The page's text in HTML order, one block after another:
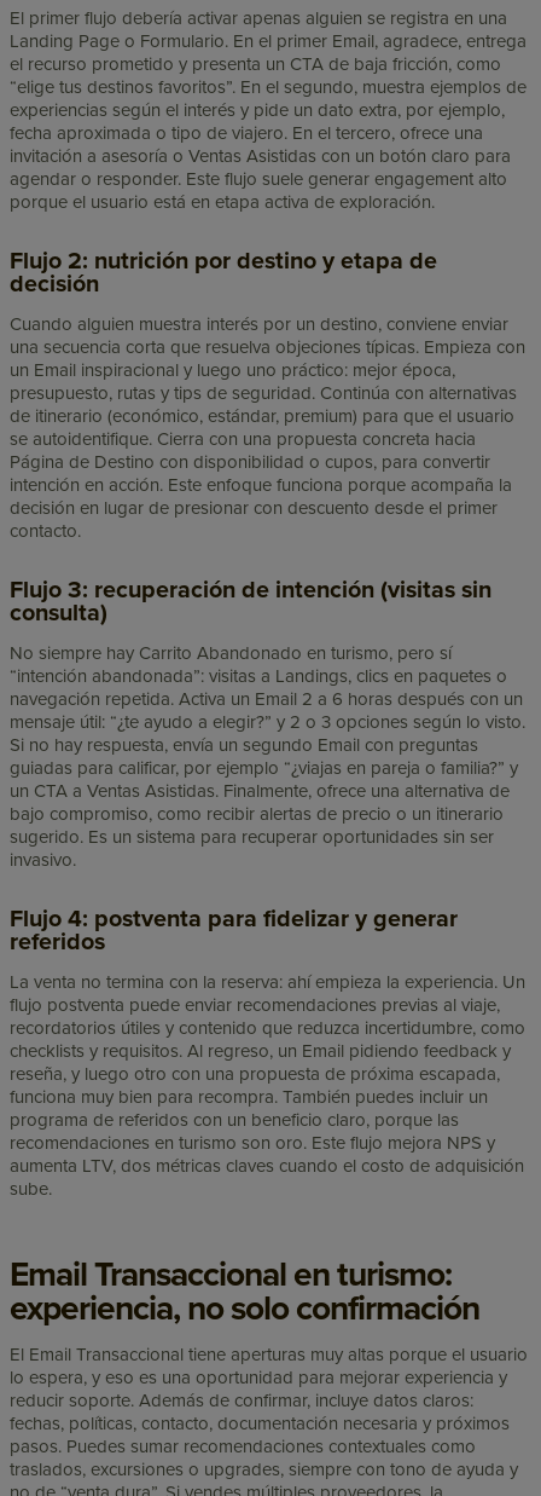
El primer flujo debería activar apenas alguien se registra en una
Landing Page o Formulario. En el primer Email, agradece, entrega
el recurso prometido y presenta un CTA de baja fricción, como
“elige tus destinos favoritos”. En el segundo, muestra ejemplos de
experiencias según el interés y pide un dato extra, por ejemplo,
fecha aproximada o tipo de viajero. En el tercero, ofrece una
invitación a asesoría o Ventas Asistidas con un botón claro para
agendar o responder. Este flujo suele generar engagement alto
porque el usuario está en etapa activa de exploración.
Flujo 2: nutrición por destino y etapa de
decisión
Cuando alguien muestra interés por un destino, conviene enviar
una secuencia corta que resuelva objeciones típicas. Empieza con
un Email inspiracional y luego uno práctico: mejor época,
presupuesto, rutas y tips de seguridad. Continúa con alternativas
de itinerario (económico, estándar, premium) para que el usuario
se autoidentifique. Cierra con una propuesta concreta hacia
Página de Destino con disponibilidad o cupos, para convertir
intención en acción. Este enfoque funciona porque acompaña la
decisión en lugar de presionar con descuento desde el primer
contacto.
Flujo 3: recuperación de intención (visitas sin
consulta)
No siempre hay Carrito Abandonado en turismo, pero sí
“intención abandonada”: visitas a Landings, clics en paquetes o
navegación repetida. Activa un Email 2 a 6 horas después con un
mensaje útil: “¿te ayudo a elegir?” y 2 o 3 opciones según lo visto.
Si no hay respuesta, envía un segundo Email con preguntas
guiadas para calificar, por ejemplo “¿viajas en pareja o familia?” y
un CTA a Ventas Asistidas. Finalmente, ofrece una alternativa de
bajo compromiso, como recibir alertas de precio o un itinerario
sugerido. Es un sistema para recuperar oportunidades sin ser
invasivo.
Flujo 4: postventa para fidelizar y generar
referidos
La venta no termina con la reserva: ahí empieza la experiencia. Un
flujo postventa puede enviar recomendaciones previas al viaje,
recordatorios útiles y contenido que reduzca incertidumbre, como
checklists y requisitos. Al regreso, un Email pidiendo feedback y
reseña, y luego otro con una propuesta de próxima escapada,
funciona muy bien para recompra. También puedes incluir un
programa de referidos con un beneficio claro, porque las
recomendaciones en turismo son oro. Este flujo mejora NPS y
aumenta LTV, dos métricas claves cuando el costo de adquisición
sube.
Email Transaccional en turismo:
experiencia, no solo confirmación
El Email Transaccional tiene aperturas muy altas porque el usuario
lo espera, y eso es una oportunidad para mejorar experiencia y
reducir soporte. Además de confirmar, incluye datos claros:
fechas, políticas, contacto, documentación necesaria y próximos
pasos. Puedes sumar recomendaciones contextuales como
traslados, excursiones o upgrades, siempre con tono de ayuda y